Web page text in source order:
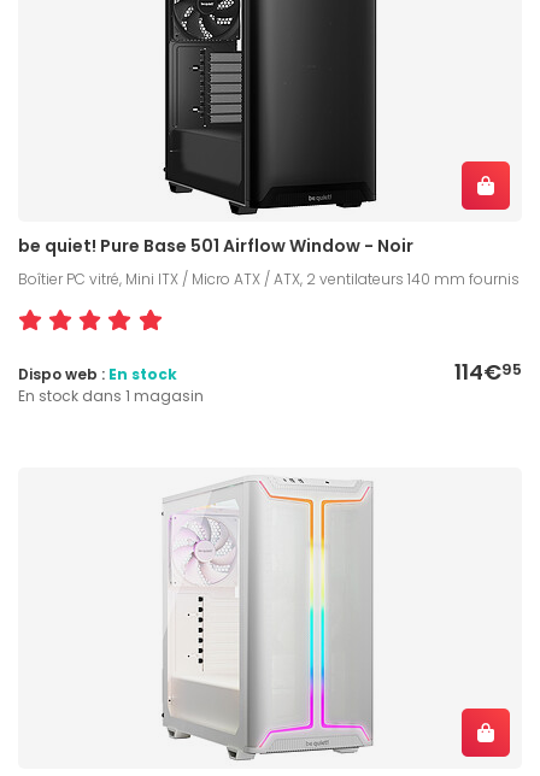
be quiet! Pure Base 501 Airflow Window - Noir
Boîtier PC vitré, Mini ITX / Micro ATX / ATX, 2 ventilateurs 140 mm fournis
114€95
Dispo web : En stock
En stock dans 1 magasin